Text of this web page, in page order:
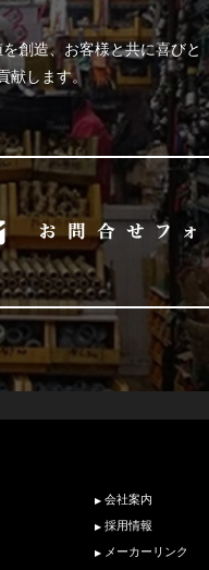
創造、お客様と共に喜びと
献します。
会社案内
採用情報
メーカーリンク